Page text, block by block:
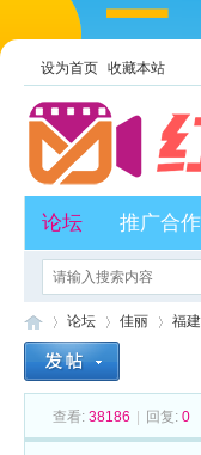
设为首页 收藏本站
论坛 推广合作
论坛
›
佳丽
›
福建
查看: 38186 回复: 0